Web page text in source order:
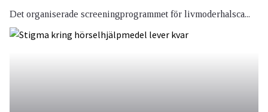
Det organiserade screeningprogrammet för livmoderhalsca...